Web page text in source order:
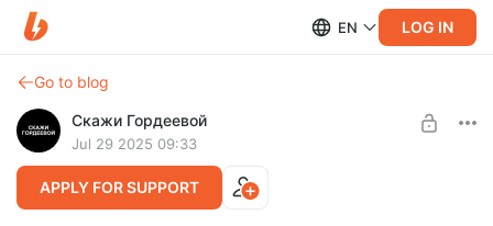
EN LOG IN
Go to blog
Скажи Гордеевой
Jul 29 2025 09:33
APPLY FOR SUPPORT